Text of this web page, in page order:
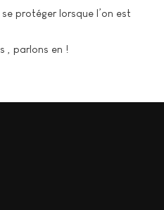
protéger lorsque l’on est
, parlons en !